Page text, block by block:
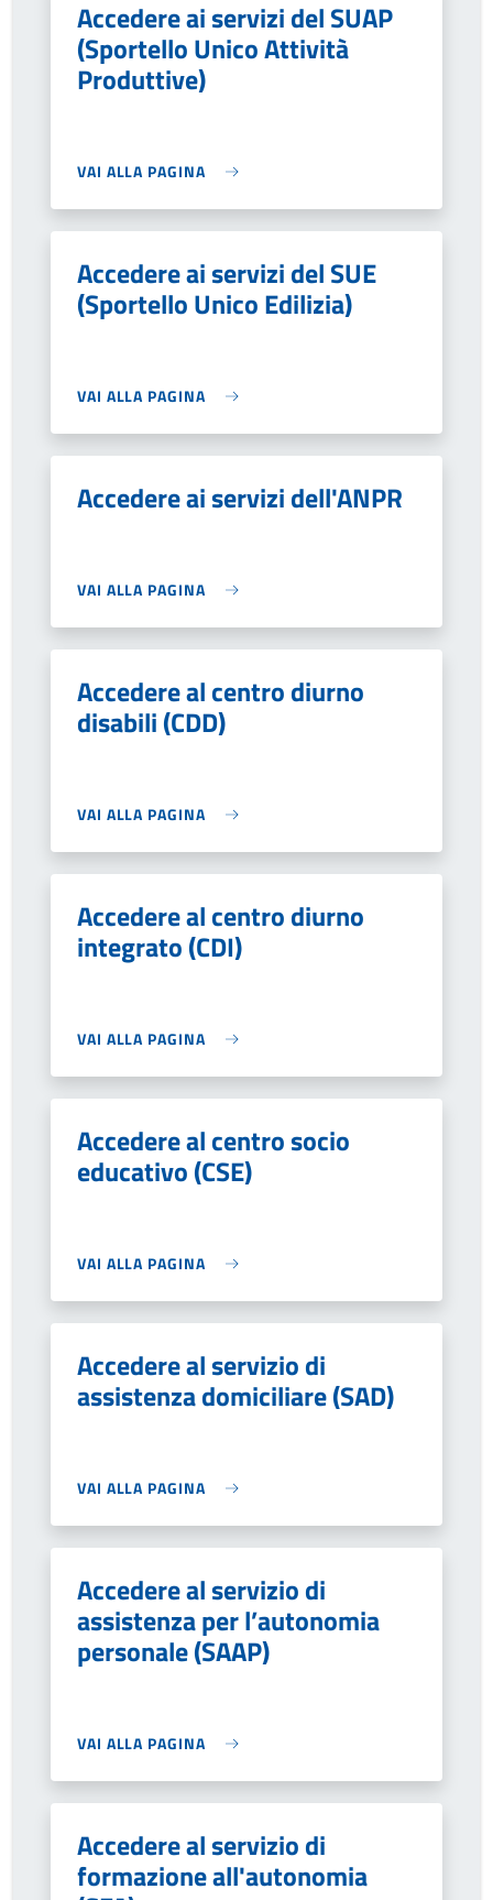
Accedere ai servizi del SUAP
(Sportello Unico Attività
Produttive)
VAI ALLA PAGINA
Accedere ai servizi del SUE
(Sportello Unico Edilizia)
VAI ALLA PAGINA
Accedere ai servizi dell'ANPR
VAI ALLA PAGINA
Accedere al centro diurno
disabili (CDD)
VAI ALLA PAGINA
Accedere al centro diurno
integrato (CDI)
VAI ALLA PAGINA
Accedere al centro socio
educativo (CSE)
VAI ALLA PAGINA
Accedere al servizio di
assistenza domiciliare (SAD)
VAI ALLA PAGINA
Accedere al servizio di
assistenza per l’autonomia
personale (SAAP)
VAI ALLA PAGINA
Accedere al servizio di
formazione all'autonomia